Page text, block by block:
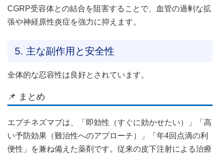
CGRP受容体との結合を阻害することで、血管の過剰な拡
張や神経原性炎症を強力に抑えます。
5. 主な副作用と安全性
全体的な忍容性は良好とされています。
📌 まとめ
エプチネズマブは、「即効性（すぐに効かせたい）」「高
い予防効果（難治性へのアプローチ）」「年4回点滴の利
便性」を兼ね備えた薬剤です。従来の皮下注射による治療